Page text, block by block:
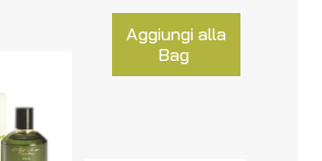
Aggiungi alla
Bag